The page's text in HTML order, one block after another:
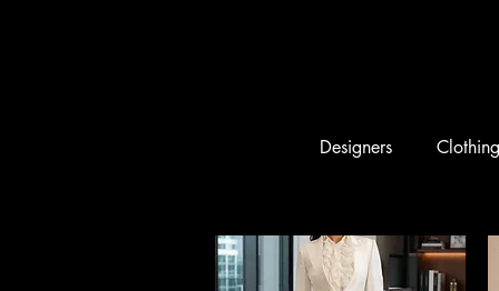
Designers Clothing